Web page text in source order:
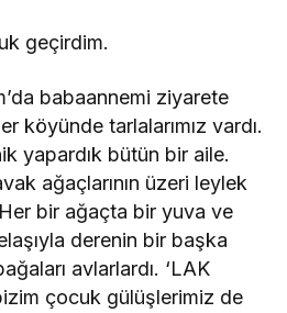
geçirdim.
babaannemi ziyarete
köyünde tarlalarımız vardı.
yapardık bütün bir aile.
ağaçlarının üzeri leylek
bir ağaçta bir yuva ve
derenin bir başka
avlarlardı. ‘LAK
çocuk gülüşlerimiz de